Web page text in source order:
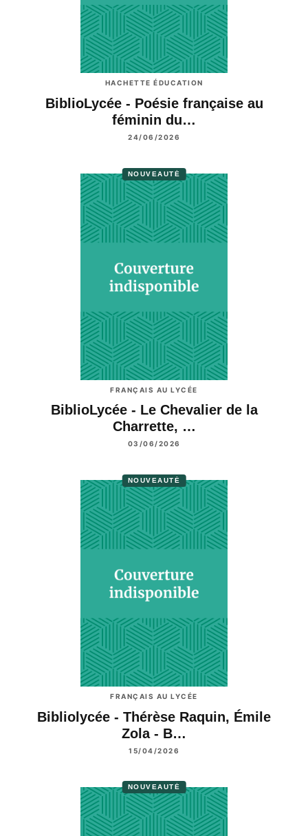
HACHETTE ÉDUCATION
BiblioLycée - Poésie française au
féminin du…
24/06/2026
NOUVEAUTÉ
FRANÇAIS AU LYCÉE
BiblioLycée - Le Chevalier de la
Charrette, …
03/06/2026
NOUVEAUTÉ
FRANÇAIS AU LYCÉE
Bibliolycée - Thérèse Raquin, Émile
Zola - B…
15/04/2026
NOUVEAUTÉ